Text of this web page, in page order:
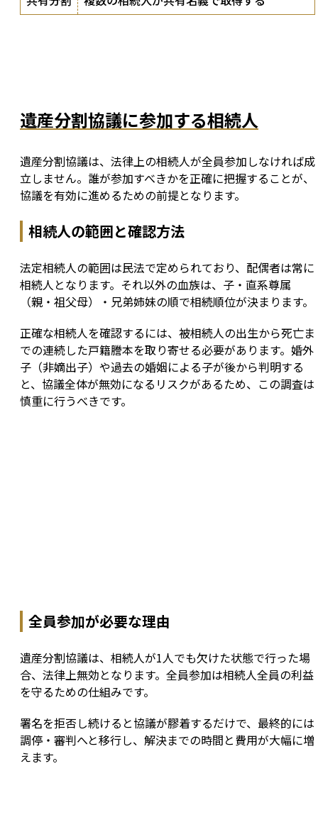
遺産分割協議に参加する相続人
遺産分割協議は、法律上の相続人が全員参加しなければ成
立しません。誰が参加すべきかを正確に把握することが、
協議を有効に進めるための前提となります。
相続人の範囲と確認方法
法定相続人の範囲は民法で定められており、配偶者は常に
相続人となります。それ以外の血族は、子・直系尊属
（親・祖父母）・兄弟姉妹の順で相続順位が決まります。
正確な相続人を確認するには、被相続人の出生から死亡ま
での連続した戸籍謄本を取り寄せる必要があります。婚外
子（非嫡出子）や過去の婚姻による子が後から判明する
と、協議全体が無効になるリスクがあるため、この調査は
慎重に行うべきです。
全員参加が必要な理由
遺産分割協議は、相続人が1人でも欠けた状態で行った場
合、法律上無効となります。全員参加は相続人全員の利益
を守るための仕組みです。
署名を拒否し続けると協議が膠着するだけで、最終的には
調停・審判へと移行し、解決までの時間と費用が大幅に増
えます。